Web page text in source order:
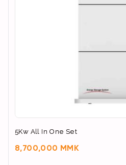
5Kw All In One Set
8,700,000 MMK